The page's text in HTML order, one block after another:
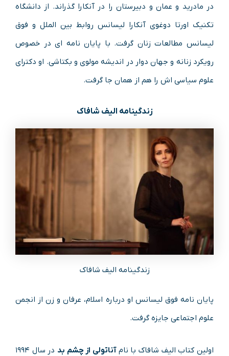
در مادرید و عمان و دبیرستان را در آنکارا گذراند. از دانشگاه
تکنیک اورتا دوغوی آنکارا لیسانس روابط بین الملل و فوق
لیسانس مطالعات زنان گرفت. با پایان نامه ای در خصوص
رویکرد زنانه و جهان دوار در اندیشه مولوی و بکتاشی. او دکترای
علوم سیاسی اش را هم از همان جا گرفت.
زندگینامه الیف شافاک
زندگینامه الیف شافاک
پایان نامه فوق لیسانس او درباره اسلام، عرفان و زن از انجمن
علوم اجتماعی جایزه گرفت.
اولین کتاب الیف شافاک با نامآناتولی از چشم بد
در سال ۱۹۹۴